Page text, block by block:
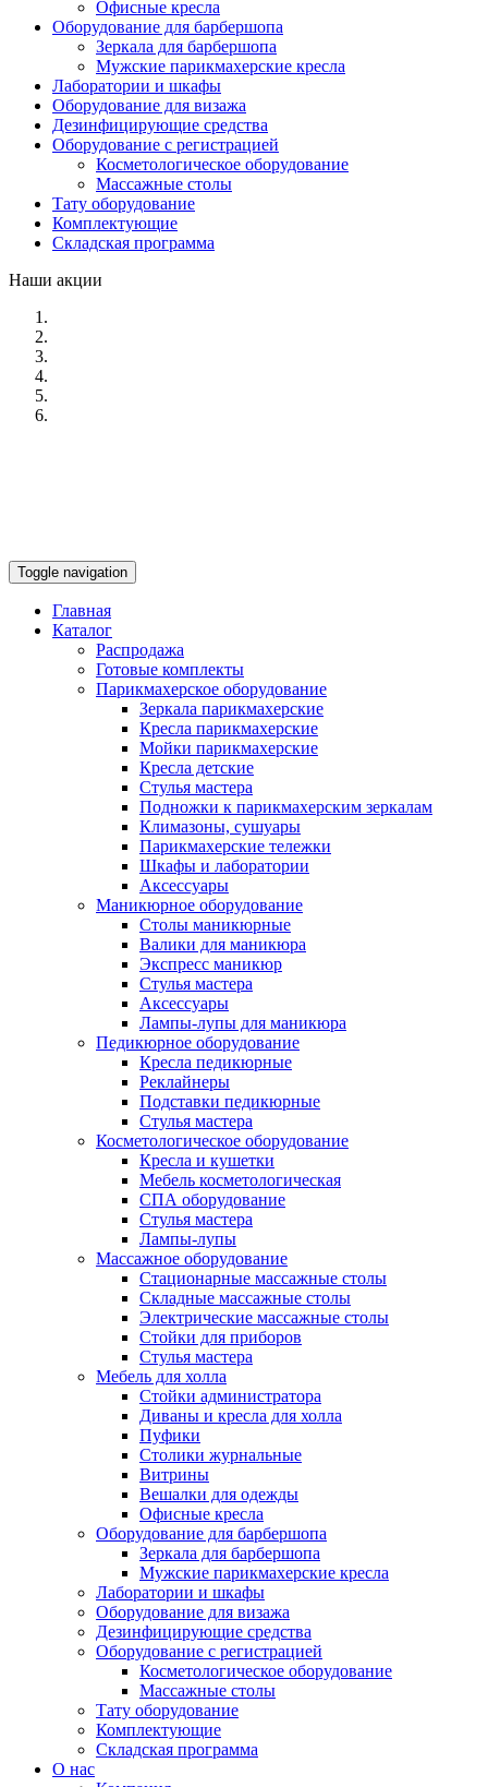
Офисные кресла
Оборудование для барбершопа
Зеркала для барбершопа
Мужские парикмахерские кресла
Лаборатории и шкафы
Оборудование для визажа
Дезинфицирующие средства
Оборудование с регистрацией
Косметологическое оборудование
Массажные столы
Тату оборудование
Комплектующие
Складская программа
Наши акции
Toggle navigation
Главная
Каталог
Распродажа
Готовые комплекты
Парикмахерское оборудование
Зеркала парикмахерские
Кресла парикмахерские
Мойки парикмахерские
Кресла детские
Стулья мастера
Подножки к парикмахерским зеркалам
Климазоны, сушуары
Парикмахерские тележки
Шкафы и лаборатории
Аксессуары
Маникюрное оборудование
Столы маникюрные
Валики для маникюра
Экспресс маникюр
Стулья мастера
Аксессуары
Лампы-лупы для маникюра
Педикюрное оборудование
Кресла педикюрные
Реклайнеры
Подставки педикюрные
Стулья мастера
Косметологическое оборудование
Кресла и кушетки
Мебель косметологическая
СПА оборудование
Стулья мастера
Лампы-лупы
Массажное оборудование
Стационарные массажные столы
Складные массажные столы
Электрические массажные столы
Стойки для приборов
Стулья мастера
Мебель для холла
Стойки администратора
Диваны и кресла для холла
Пуфики
Столики журнальные
Витрины
Вешалки для одежды
Офисные кресла
Оборудование для барбершопа
Зеркала для барбершопа
Мужские парикмахерские кресла
Лаборатории и шкафы
Оборудование для визажа
Дезинфицирующие средства
Оборудование с регистрацией
Косметологическое оборудование
Массажные столы
Тату оборудование
Комплектующие
Складская программа
О нас